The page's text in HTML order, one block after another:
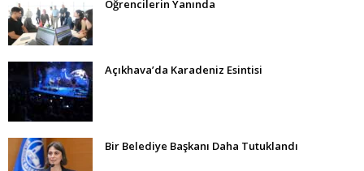
Öğrencilerin Yanında
Açıkhava’da Karadeniz Esintisi
Bir Belediye Başkanı Daha Tutuklandı